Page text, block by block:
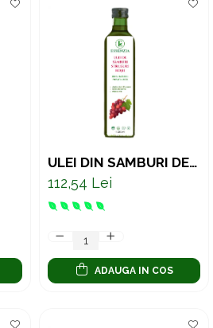
ULEI DIN SÂMBURI DE
STRUGURI ROȘII
PRESAT LA RECE –
SUPORT NATURAL
PENTRU INIMA SI PIELE
112,54 Lei
ADAUGA IN COS